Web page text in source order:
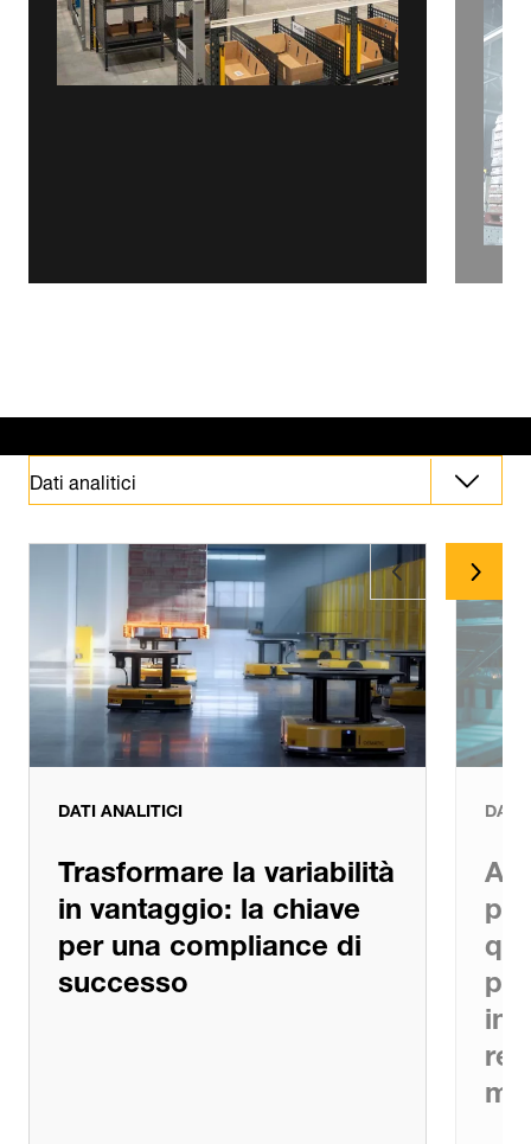
Dati analitici
Ultime notizie
DATI ANALITICI
Trasformare la variabilità
in vantaggio: la chiave
per una compliance di
successo
DATI